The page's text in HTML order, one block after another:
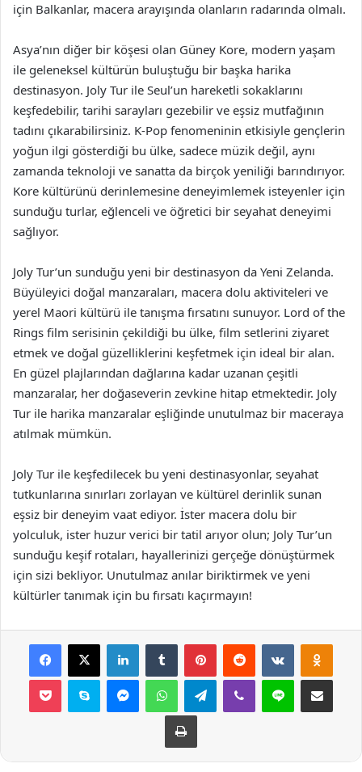
için Balkanlar, macera arayışında olanların radarında olmalı.
Asya’nın diğer bir köşesi olan Güney Kore, modern yaşam
ile geleneksel kültürün buluştuğu bir başka harika
destinasyon. Joly Tur ile Seul’un hareketli sokaklarını
keşfedebilir, tarihi sarayları gezebilir ve eşsiz mutfağının
tadını çıkarabilirsiniz. K-Pop fenomeninin etkisiyle gençlerin
yoğun ilgi gösterdiği bu ülke, sadece müzik değil, aynı
zamanda teknoloji ve sanatta da birçok yeniliği barındırıyor.
Kore kültürünü derinlemesine deneyimlemek isteyenler için
sunduğu turlar, eğlenceli ve öğretici bir seyahat deneyimi
sağlıyor.
Joly Tur’un sunduğu yeni bir destinasyon da Yeni Zelanda.
Büyüleyici doğal manzaraları, macera dolu aktiviteleri ve
yerel Maori kültürü ile tanışma fırsatını sunuyor. Lord of the
Rings film serisinin çekildiği bu ülke, film setlerini ziyaret
etmek ve doğal güzelliklerini keşfetmek için ideal bir alan.
En güzel plajlarından dağlarına kadar uzanan çeşitli
manzaralar, her doğaseverin zevkine hitap etmektedir. Joly
Tur ile harika manzaralar eşliğinde unutulmaz bir maceraya
atılmak mümkün.
Joly Tur ile keşfedilecek bu yeni destinasyonlar, seyahat
tutkunlarına sınırları zorlayan ve kültürel derinlik sunan
eşsiz bir deneyim vaat ediyor. İster macera dolu bir
yolculuk, ister huzur verici bir tatil arıyor olun; Joly Tur’un
sunduğu keşif rotaları, hayallerinizi gerçeğe dönüştürmek
için sizi bekliyor. Unutulmaz anılar biriktirmek ve yeni
kültürler tanımak için bu fırsatı kaçırmayın!
Facebook
X LinkedInTumblr PinterestReddit VKontakte
Pocket Skype MessengerWhatsAppTelegramViber Line E-Posta ile
Yazdır